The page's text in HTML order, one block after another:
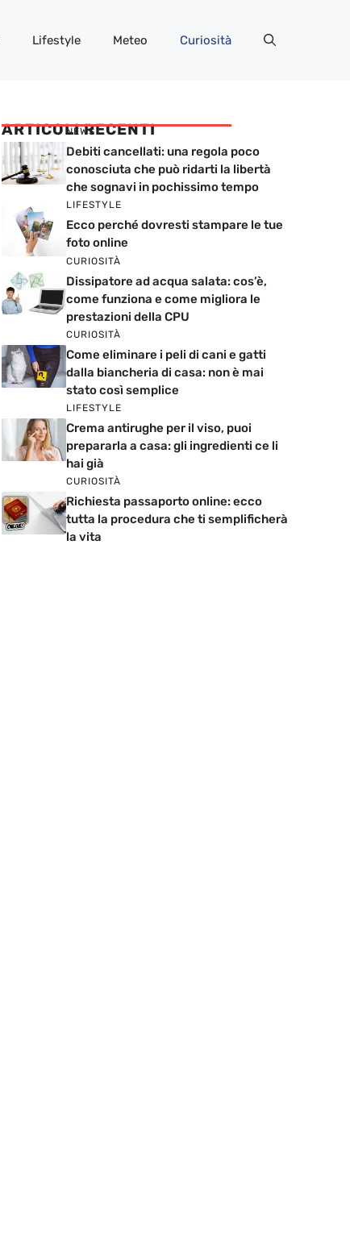
Lifestyle Meteo Curiosità
ARTICOLI RECENTI
NEWS
Debiti cancellati: una regola poco
conosciuta che può ridarti la libertà
che sognavi in pochissimo tempo
LIFESTYLE
Ecco perché dovresti stampare le tue
foto online
CURIOSITÀ
Dissipatore ad acqua salata: cos’è,
come funziona e come migliora le
prestazioni della CPU
CURIOSITÀ
Come eliminare i peli di cani e gatti
dalla biancheria di casa: non è mai
stato così semplice
LIFESTYLE
Crema antirughe per il viso, puoi
prepararla a casa: gli ingredienti ce li
hai già
CURIOSITÀ
Richiesta passaporto online: ecco
tutta la procedura che ti semplificherà
la vita